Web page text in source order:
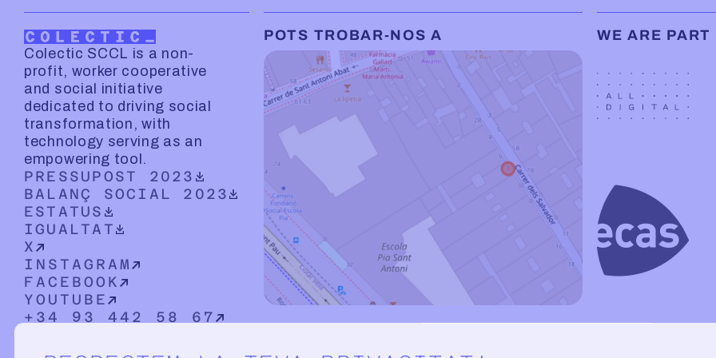
Configuració de la privacitat
Colectic SCCL is a non-
profit, worker cooperative
and social initiative
dedicated to driving social
transformation, with
technology serving as an
empowering tool.
PRESSUPOST 2023
DOWNLOADABLE PDF DOCUMENT
BALANÇ SOCIAL 2023
DOWNLOADABLE PDF DOCUMENT
ESTATUS
DOWNLOADABLE PDF DOCUMENT
IGUALTAT
DOWNLOADABLE PDF DOCUMENT
X
INSTAGRAM
FACEBOOK
YOUTUBE
+34 93 442 58 67
POTS TROBAR-NOS A
CARRER DELS SALVADOR, 8
WE ARE PART